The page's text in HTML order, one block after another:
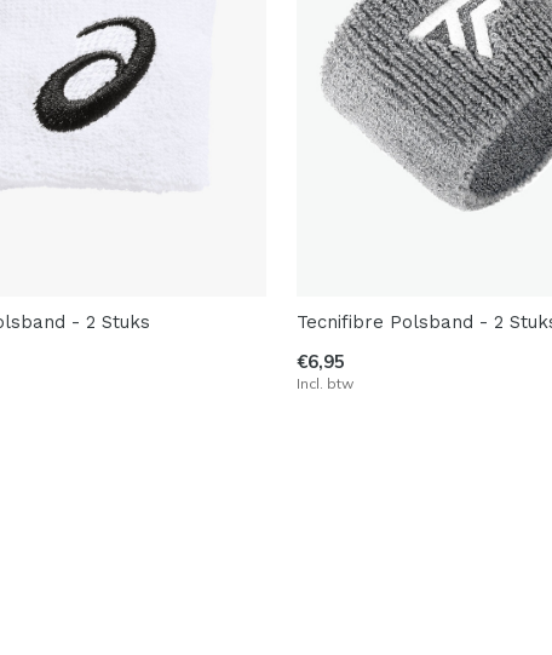
- 2 Stuks Tecnifibre Polsband - 2
€6,95
Incl. btw